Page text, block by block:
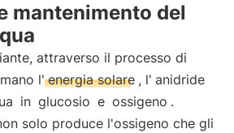
mantenimento del
attraverso il processo di
l' energia solare , l' anidride
in glucosio e ossigeno .
solo produce l'ossigeno che gli